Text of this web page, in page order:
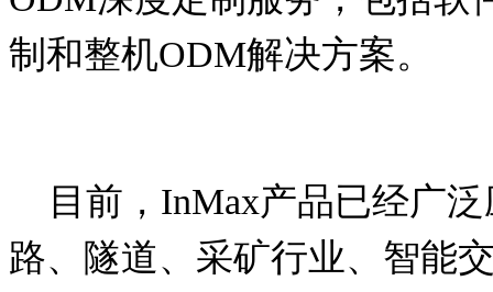
制和整机ODM解决方案。
目前， InMax产品已经广
路、隧道、采矿行业、智能